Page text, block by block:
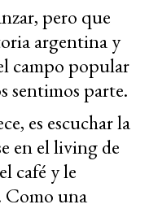
pero que
argentina y
campo popular
sentimos parte.
es escuchar la
en el living de
café y le
Como una